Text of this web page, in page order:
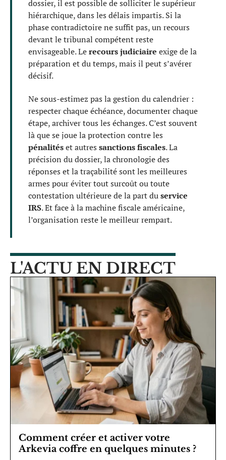
dossier, il est possible de solliciter le supérieur
hiérarchique, dans les délais impartis. Si la
phase contradictoire ne suffit pas, un recours
devant le tribunal compétent reste
envisageable. Lerecours judiciaire exige de la
préparation et du temps, mais il peut s’avérer
décisif.
Ne sous-estimez pas la gestion du calendrier :
respecter chaque échéance, documenter chaque
étape, archiver tous les échanges. C’est souvent
là que se joue la protection contre les
pénalitéset autres sanctions fiscales. La
précision du dossier, la chronologie des
réponses et la traçabilité sont les meilleures
armes pour éviter tout surcoût ou toute
contestation ultérieure de la part duservice
IRS. Et face à la machine fiscale américaine,
l’organisation reste le meilleur rempart.
L'ACTU EN DIRECT
Comment créer et activer votre
Arkevia coffre en quelques minutes ?